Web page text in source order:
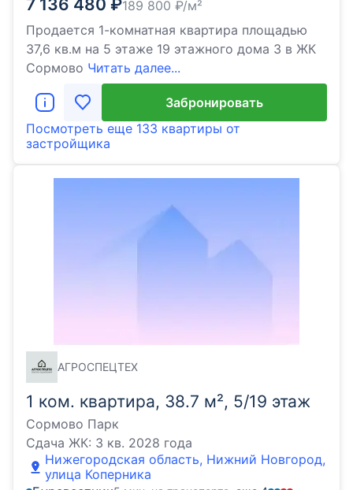
7 136 480 ₽189 800 ₽/м²
Продается 1-комнатная квартира площадью
37,6 кв.м на 5 этаже 19 этажного дома 3 в ЖК
Сормово Читать далее...
Забронировать
Посмотреть еще 133 квартиры от
застройщика
1 ком. квартира, 38.7 м², 5/19 этаж
Сормово Парк
Сдача ЖК: 3 кв. 2028 года
Нижегородская область, Нижний Новгород,
улица Коперника
АГРОСПЕЦТЕХ